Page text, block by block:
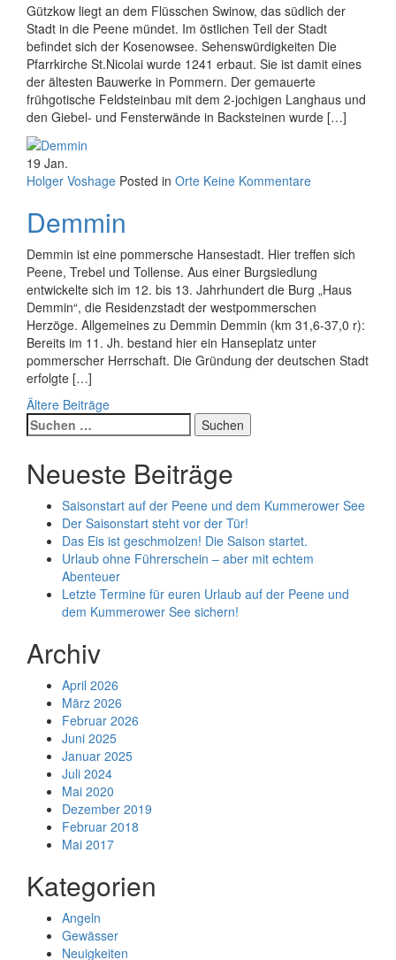
Gützkow liegt an dem Flüsschen Swinow, das südlich der
Stadt in die Peene mündet. Im östlichen Teil der Stadt
befindet sich der Kosenowsee. Sehenswürdigkeiten Die
Pfarrkirche St.Nicolai wurde 1241 erbaut. Sie ist damit eines
der ältesten Bauwerke in Pommern. Der gemauerte
frühgotische Feldsteinbau mit dem 2-jochigen Langhaus und
den Giebel- und Fensterwände in Backsteinen wurde […]
19 Jan.
Holger Voshage Posted in Orte Keine Kommentare
Demmin
Demmin ist eine pommersche Hansestadt. Hier treffen sich
Peene, Trebel und Tollense. Aus einer Burgsiedlung
entwickelte sich im 12. bis 13. Jahrhundert die Burg „Haus
Demmin“, die Residenzstadt der westpommerschen
Herzöge. Allgemeines zu Demmin Demmin (km 31,6-37,0 r):
Bereits im 11. Jh. bestand hier ein Hanseplatz unter
pommerscher Herrschaft. Die Gründung der deutschen Stadt
erfolgte […]
Beitragsnavigation
Ältere Beiträge
Suchen
nach:
Neueste Beiträge
Saisonstart auf der Peene und dem Kummerower See
Der Saisonstart steht vor der Tür!
Das Eis ist geschmolzen! Die Saison startet.
Urlaub ohne Führerschein – aber mit echtem
Abenteuer
Letzte Termine für euren Urlaub auf der Peene und
dem Kummerower See sichern!
Archiv
April 2026
März 2026
Februar 2026
Juni 2025
Januar 2025
Juli 2024
Mai 2020
Dezember 2019
Februar 2018
Mai 2017
Kategorien
Angeln
Gewässer
Neuigkeiten